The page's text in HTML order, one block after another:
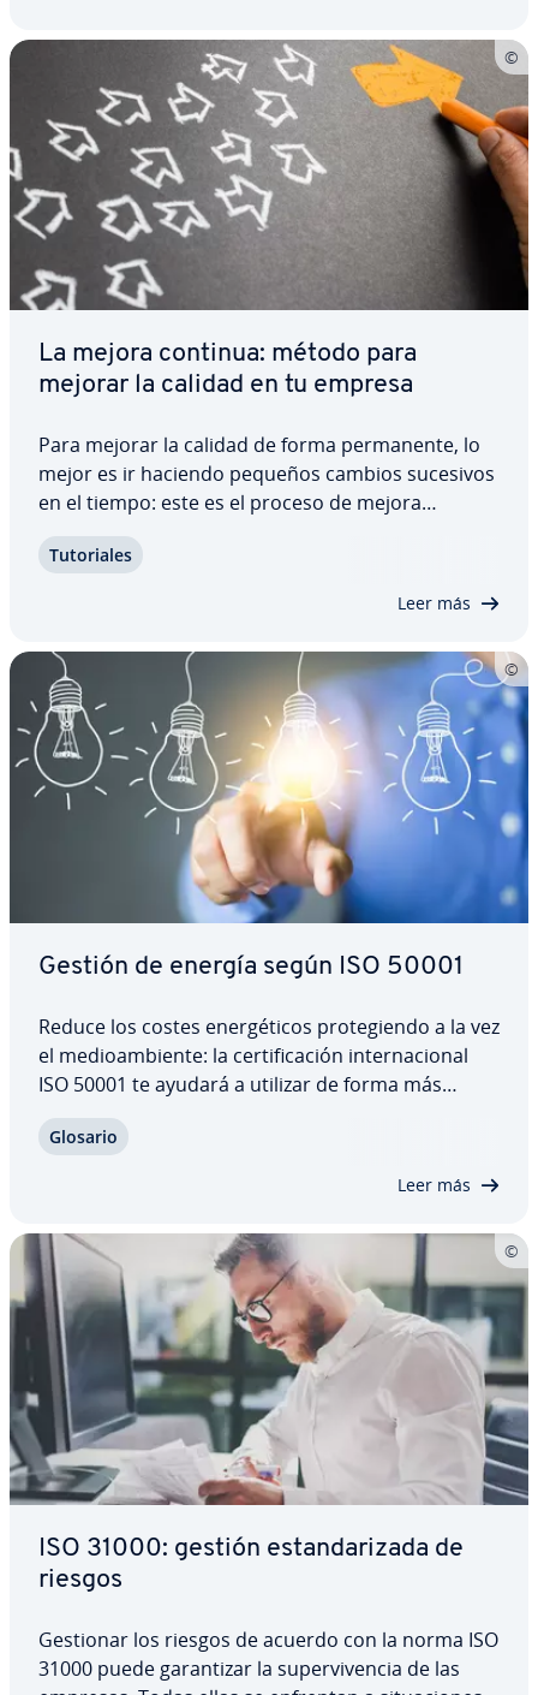
La mejora continua: método para
mejorar la calidad en tu empresa
Para mejorar la calidad de forma pe­r­ma­ne­n­te, lo
mejor es ir haciendo pequeños cambios sucesivos
en el tiempo: este es el proceso de mejora
empleados deberían incluir entre sus tareas
diarias pro­pue­s­tas de mejoras en su de­pa­r­ta­me­n­
Tu­to­ria­les
Leer más
Gestión de energía según ISO 50001
Reduce los costes ene­r­gé­ti­cos pro­te­gie­n­do a la vez
el me­dioa­m­bie­n­te: la ce­r­ti­fi­ca­ción in­te­r­na­cio­nal
ISO 50001 te ayudará a utilizar de forma más
Un sistema de gestión de la energía según la
Glosario
Leer más
ISO 31000: gestión es­ta­n­da­ri­za­da de
riesgos
Gestionar los riesgos de acuerdo con la norma ISO
31000 puede ga­ra­n­ti­zar la su­pe­r­vi­ve­n­cia de las